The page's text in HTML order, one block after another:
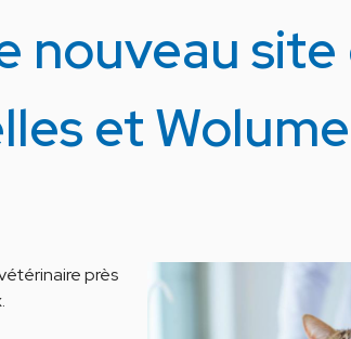
nouveau
et
près